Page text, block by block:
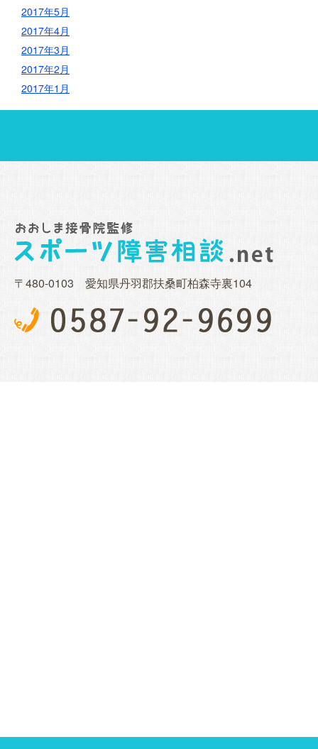
2017年5月
2017年4月
2017年3月
2017年2月
2017年1月
〒480-0103 愛知県丹羽郡扶桑町柏森寺裏104